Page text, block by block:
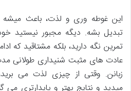
این غوطه وری و لذت، باعث میشه
تبدیل بشه. دیگه مجبور نیستید
تمرین نگه دارید، بلکه مشتاقید که
عادت های مثبت شنیداری طولانی
زبانن. وقتی از چیزی لذت می
میدید و نتایج بهتر و پایدارتری